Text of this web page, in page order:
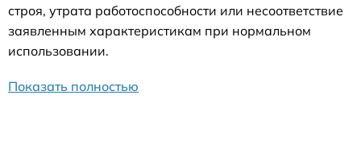
строя, утрата работоспособности или несоответствие
заявленным характеристикам при нормальном
использовании.
Показать полностью